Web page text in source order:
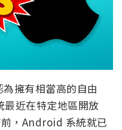
擁有相當高的自由
近在特定地區開放
，Android 系統就已